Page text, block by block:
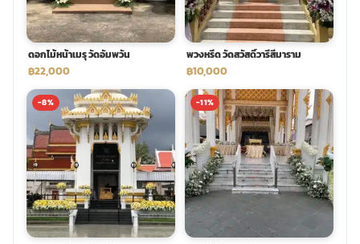
พวงดอกไม้งานศพ
tpdecorate ปูพื้น
ดอกไม้หน้าเมรุ วัดอัมพวัน
฿22,000
พวงหรีด วัดสวัสดิ์วารีสีมาราม
฿10,000
-8% -11%